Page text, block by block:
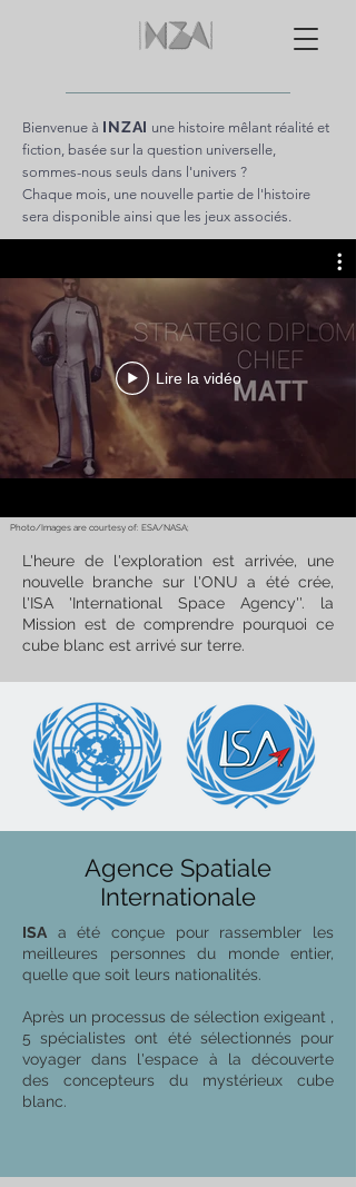
Bienvenue à INZAI une histoire mêlant réalité et
fiction, basée sur la question universelle,
sommes-nous seuls dans l'univers ?
Chaque mois, une nouvelle partie de l'histoire
sera disponible ainsi que les jeux associés.
Lire la vidéo
Photo/Images are courtesy of: ESA/NASA;
L'heure de l'exploration est arrivée, une
nouvelle branche sur l'ONU a été crée,
l'ISA 'International Space Agency''. la
Mission est de comprendre pourquoi ce
cube blanc est arrivé sur terre.
Agence Spatiale
Internationale
ISA a été conçue pour rassembler les
meilleures personnes du monde entier,
quelle que soit leurs nationalités.
Après un processus de sélection exigeant ,
5 spécialistes ont été sélectionnés pour
voyager dans l'espace à la découverte
des concepteurs du mystérieux cube
blanc.